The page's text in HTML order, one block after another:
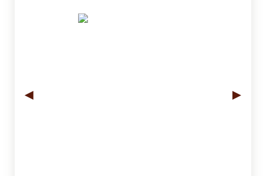
◄ ►